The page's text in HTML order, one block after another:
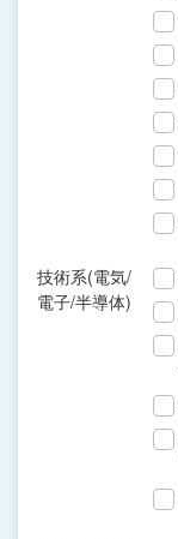
技術系(電気/
電子/半導体)